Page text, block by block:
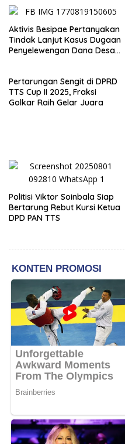
Aktivis Besipae Pertanyakan
Tindak Lanjut Kasus Dugaan
Penyelewengan Dana Desa
Pertarungan Sengit di DPRD
TTS Cup II 2025, Fraksi
Golkar Raih Gelar Juara
Politisi Viktor Soinbala Siap
Bertarung Rebut Kursi Ketua
DPD PAN TTS